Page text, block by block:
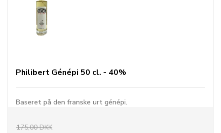
Philibert Génépi 50 cl. - 40%
Baseret på den franske urt génépi.
175,00 DKK